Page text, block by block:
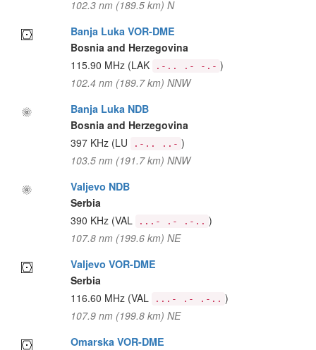
102.3 nm (189.5 km) N
Banja Luka VOR-DME
Bosnia and Herzegovina
115.90 MHz (LAK .-.. .- -.- )
102.4 nm (189.7 km) NNW
Banja Luka NDB
Bosnia and Herzegovina
397 KHz (LU .-.. ..- )
103.5 nm (191.7 km) NNW
Valjevo NDB
Serbia
390 KHz (VAL ...- .- .-.. )
107.8 nm (199.6 km) NE
Valjevo VOR-DME
Serbia
116.60 MHz (VAL ...- .- .-.. )
107.9 nm (199.8 km) NE
Omarska VOR-DME